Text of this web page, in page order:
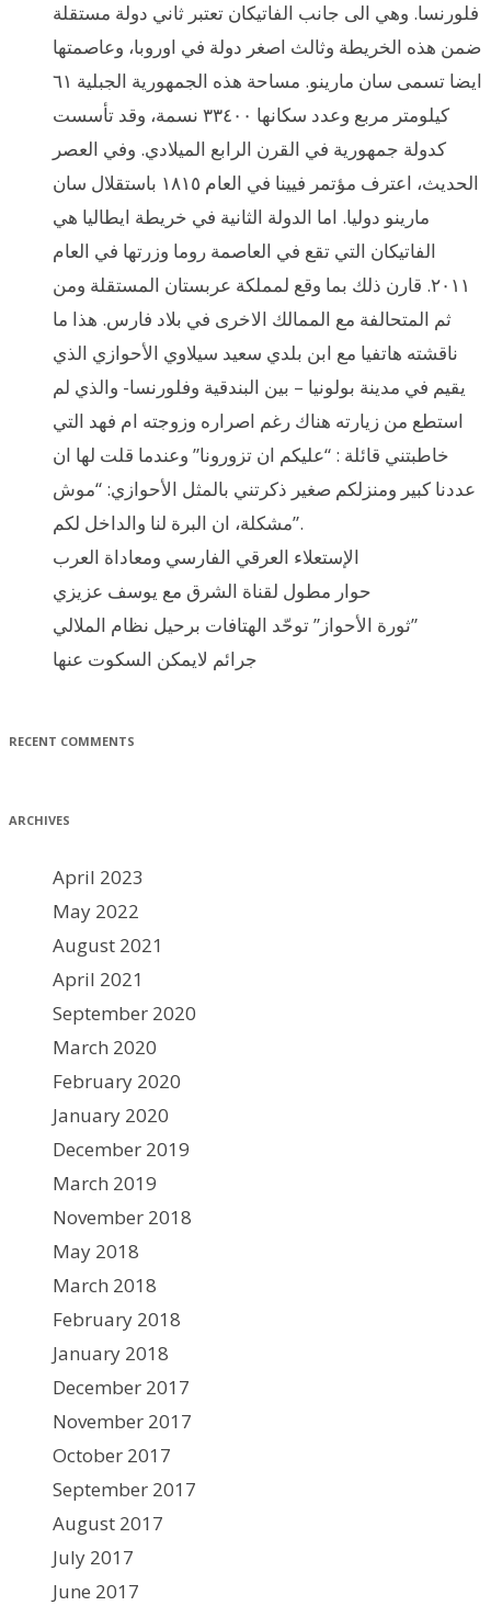
فلورنسا. وهي الى جانب الفاتيكان تعتبر ثاني دولة مستقلة
ضمن هذه الخريطة وثالث اصغر دولة في اوروبا، وعاصمتها
ايضا تسمى سان مارينو. مساحة هذه الجمهورية الجبلية ٦١
كيلومتر مربع وعدد سكانها ٣٣٤٠٠ نسمة، وقد تأسست
كدولة جمهورية في القرن الرابع الميلادي. وفي العصر
الحديث، اعترف مؤتمر فيينا في العام ١٨١٥ باستقلال سان
مارينو دوليا. اما الدولة الثانية في خريطة ايطاليا هي
الفاتيكان التي تقع في العاصمة روما وزرتها في العام
٢٠١١. قارن ذلك بما وقع لمملكة عربستان المستقلة ومن
ثم المتحالفة مع الممالك الاخرى في بلاد فارس. هذا ما
ناقشته هاتفيا مع ابن بلدي سعيد سيلاوي الأحوازي الذي
يقيم في مدينة بولونيا – بين البندقية وفلورنسا- والذي لم
استطع من زيارته هناك رغم اصراره وزوجته ام فهد التي
خاطبتني قائلة : “عليكم ان تزورونا” وعندما قلت لها ان
عددنا كبير ومنزلكم صغير ذكرتني بالمثل الأحوازي: “موش
مشكلة، ان البرة لنا والداخل لكم”.
الإستعلاء العرقي الفارسي ومعاداة العرب
حوار مطول لقناة الشرق مع يوسف عزيزي
ثورة الأحواز” توحّد الهتافات برحيل نظام الملالي”
جرائم لايمكن السكوت عنها
RECENT COMMENTS
ARCHIVES
April 2023
May 2022
August 2021
April 2021
September 2020
March 2020
February 2020
January 2020
December 2019
March 2019
November 2018
May 2018
March 2018
February 2018
January 2018
December 2017
November 2017
October 2017
September 2017
August 2017
July 2017
June 2017